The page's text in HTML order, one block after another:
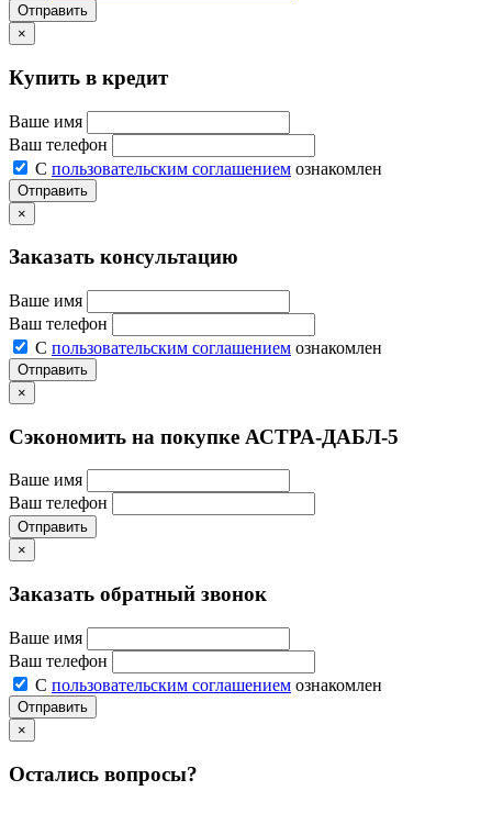
Отправить
×
Купить в кредит
Ваше имя
Ваш телефон
С пользовательским соглашением ознакомлен
Отправить
×
Заказать консультацию
Ваше имя
Ваш телефон
С пользовательским соглашением ознакомлен
Отправить
×
Сэкономить на покупке АСТРА-ДАБЛ-5
Ваше имя
Ваш телефон
Отправить
×
Заказать обратный звонок
Ваше имя
Ваш телефон
С пользовательским соглашением ознакомлен
Отправить
×
Остались вопросы?